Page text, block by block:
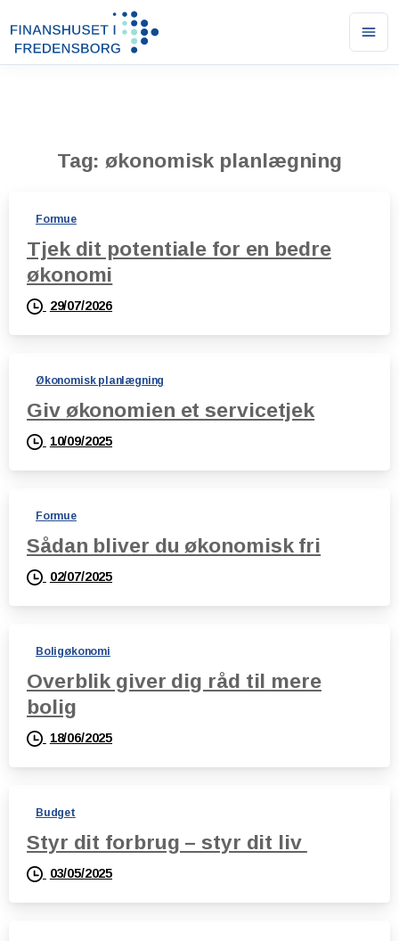
Tag: økonomisk planlægning
Formue
Tjek dit potentiale for en bedre
økonomi
29/07/2026
Økonomisk planlægning
Giv økonomien et servicetjek
10/09/2025
Formue
Sådan bliver du økonomisk fri
02/07/2025
Boligøkonomi
Overblik giver dig råd til mere
bolig
18/06/2025
Budget
Styr dit forbrug – styr dit liv
03/05/2025